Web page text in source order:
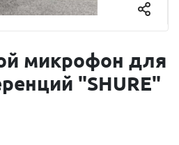
микрофон для
"SHURE"